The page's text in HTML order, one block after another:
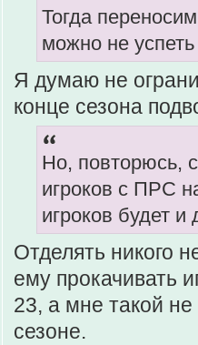
Тогда
можно не
Я думаю не
конце сезона
Но, повторюсь,
игроков с ПРС
игроков будет
Отделять никого
ему прокачивать
23, а мне такой
сезоне.